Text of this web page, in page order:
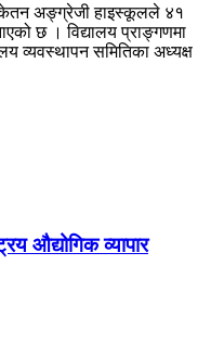
अङ्ग्रेजी हाइस्कूलले ४१
छ । विद्यालय प्राङ्गणमा
व्यवस्थापन समितिका अध्यक्ष
औद्योगिक व्यापार